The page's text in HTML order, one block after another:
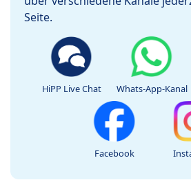
Seite.
HiPP Live Chat Whats-App-Kanal
Facebook